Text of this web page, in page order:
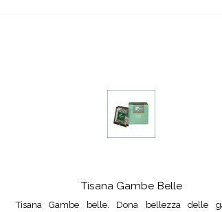
Tisana Gambe Belle
Tisana Gambe belle. Dona bellezza delle